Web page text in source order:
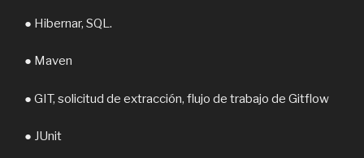
● Hibernar, SQL.
● Maven
● GIT, solicitud de extracción, flujo de trabajo de Gitflow
● JUnit